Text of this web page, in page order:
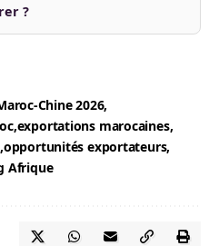
?
Chine 2026
exportations marocaines
opportunités exportateurs
Afrique